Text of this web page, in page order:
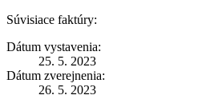
Súvisiace faktúry:
Dátum vystavenia:
25. 5. 2023
Dátum zverejnenia:
26. 5. 2023